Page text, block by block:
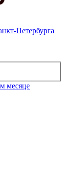
Петербурга
месяце